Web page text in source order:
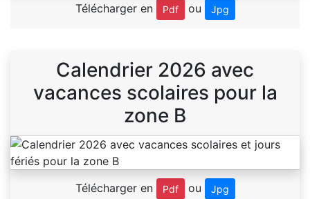
Télécharger en Pdf ou Jpg
Calendrier 2026 avec
vacances scolaires pour la
zone B
Télécharger en Pdf ou Jpg